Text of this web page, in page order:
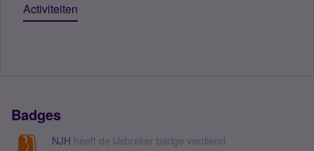
Activiteiten
Badges
NJH heeft de IJsbreker badge verdiend